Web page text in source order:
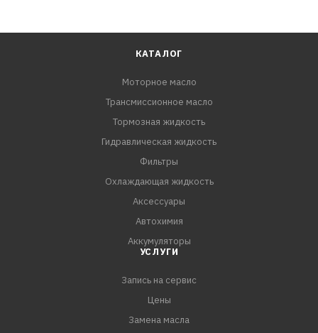
КАТАЛОГ
Моторное масло
Трансмиссионное масло
Тормозная жидкость
Гидравлическая жидкость
Фильтры
Охлаждающая жидкость
Аксессуары
Автохимия
Аккумуляторы
УСЛУГИ
Запись на сервис
Цены
Замена масла